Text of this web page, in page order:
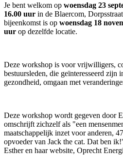
Je bent welkom op woensdag 23
16.00 uur in de Blaercom,
bijeenkomst is op woensdag 18
uur op dezelfde locatie.
Deze workshop is voor vrijwilligers,
bestuursleden, die geïnteresseerd zijn
gezondheid, omgaan met
Deze workshop wordt gegeven door
omschrijft zichzelf als "een
maatschappelijk inzet voor anderen,
opvoeder van Jack the cat. Dat ben
Esther en haar website, Oprecht